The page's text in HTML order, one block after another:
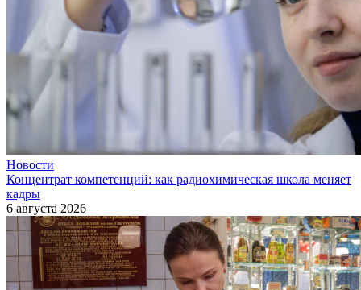
Новости
Концентрат компетенций: как радиохимическая школа меняет
кадры
6 августа 2026